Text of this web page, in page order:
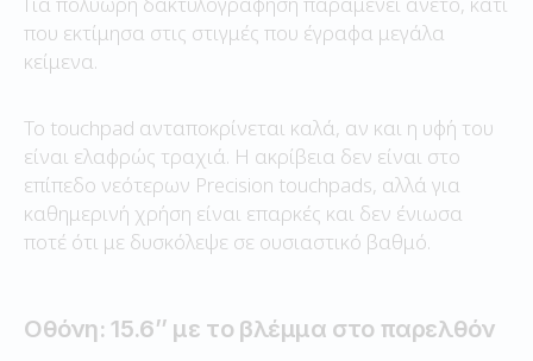
που εκτίμησα στις στιγμές που έγραφα μεγάλα
κείμενα.
Το touchpad ανταποκρίνεται καλά, αν και η υφή του
είναι ελαφρώς τραχιά. Η ακρίβεια δεν είναι στο
επίπεδο νεότερων Precision touchpads, αλλά για
καθημερινή χρήση είναι επαρκές και δεν ένιωσα
ποτέ ότι με δυσκόλεψε σε ουσιαστικό βαθμό.
Οθόνη: 15.6’’ με το βλέμμα στο παρελθόν